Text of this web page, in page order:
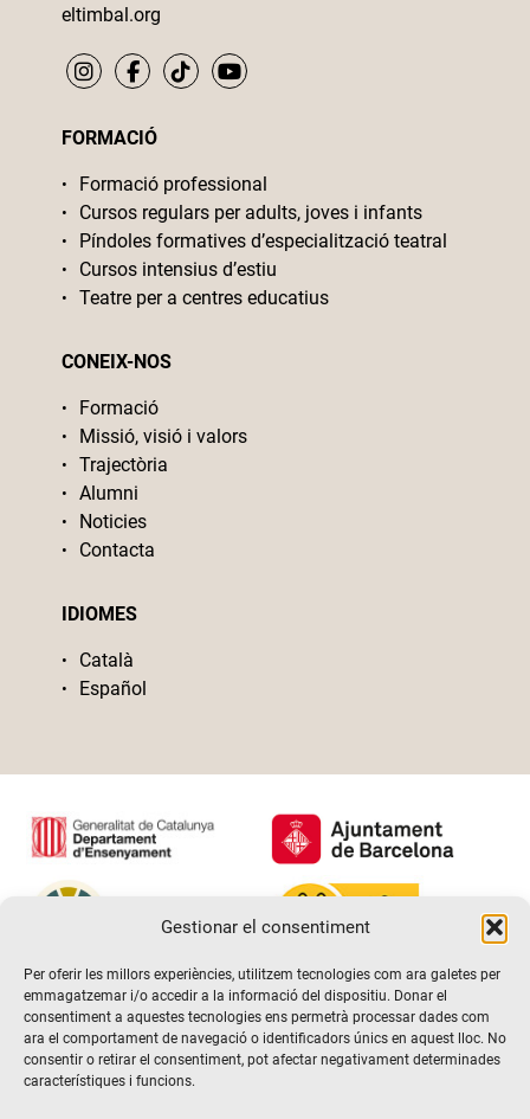
Gestionar el consentiment
Per oferir les millors experiències, utilitzem tecnologies com ara galetes per
emmagatzemar i/o accedir a la informació del dispositiu. Donar el
consentiment a aquestes tecnologies ens permetrà processar dades com
ara el comportament de navegació o identificadors únics en aquest lloc. No
consentir o retirar el consentiment, pot afectar negativament determinades
característiques i funcions.
eltimbal.org
FORMACIÓ
Formació professional
Cursos regulars per adults, joves i infants
Píndoles formatives d’especialització teatral
Cursos intensius d’estiu
Teatre per a centres educatius
CONEIX-NOS
Formació
Missió, visió i valors
Trajectòria
Alumni
Noticies
Contacta
IDIOMES
Català
Español